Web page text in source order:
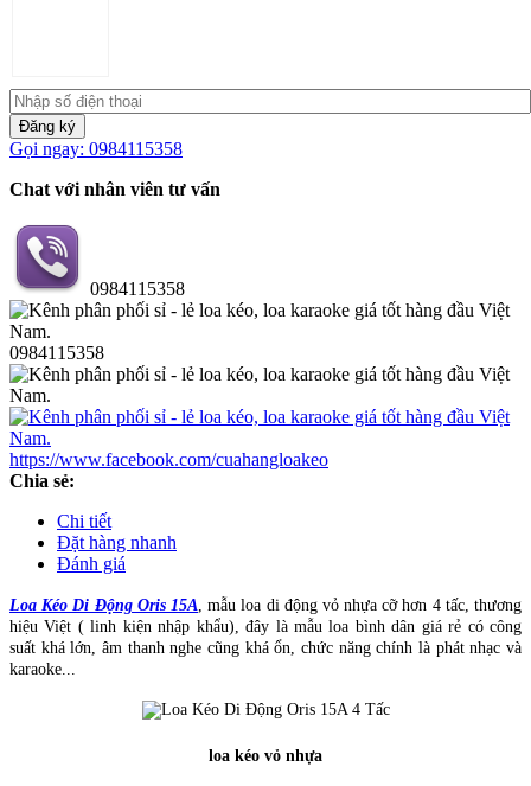
Đăng ký
Gọi ngay: 0984115358
Chat với nhân viên tư vấn
0984115358
0984115358
https://www.facebook.com/cuahangloakeo
Chia sẻ:
Chi tiết
Đặt hàng nhanh
Đánh giá
Loa Kéo Di Động Oris 15A , mẫu loa di động vỏ nhựa cỡ hơn 4 tấc, thương
hiệu Việt ( linh kiện nhập khẩu), đây là mẫu loa bình dân giá rẻ có công
suất khá lớn, âm thanh nghe cũng khá ổn, chức năng chính là phát nhạc và
karaoke...
loa kéo vỏ nhựa